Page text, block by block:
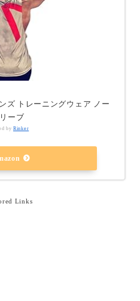
ズ トレーニングウェア ノー
ーブ
byRinker
Links